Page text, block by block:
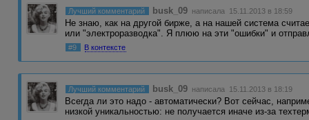
Лучший комментарий busk_09 написала 15.11.2013 в 18:59
Не знаю, как на другой бирже, а на нашей система
или "электроразводка". Я плюю на эти "ошибки" и
#9 В контексте
Лучший комментарий busk_09 написала 15.11.2013 в 18:19
Всегда ли это надо - автоматически? Вот сейчас,
низкой уникальностью: не получается иначе из-за